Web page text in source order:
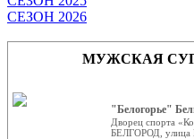
СЕЗОН 2026
МУЖСКАЯ
"Белогорье"
Дворец спорта
БЕЛГОРОД, улица